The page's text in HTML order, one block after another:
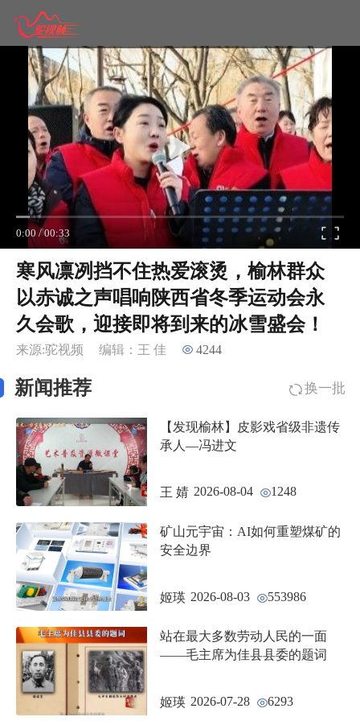
0:00 /00:33
寒风凛冽挡不住热爱滚烫，榆林群众
以赤诚之声唱响陕西省冬季运动会永
久会歌，迎接即将到来的冰雪盛会！
来源:驼视频 编辑：王 佳 4244
新闻推荐 换一批
【发现榆林】皮影戏省级非遗传
承人—冯进文
王 婧 2026-08-04 1248
矿山元宇宙：AI如何重塑煤矿的
安全边界
姬瑛 2026-08-03 553986
站在最大多数劳动人民的一面
——毛主席为佳县县委的题词
姬瑛 2026-07-28 6293